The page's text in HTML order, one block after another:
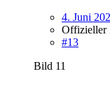
4. Juni
Offizieller
#13
Bild 11